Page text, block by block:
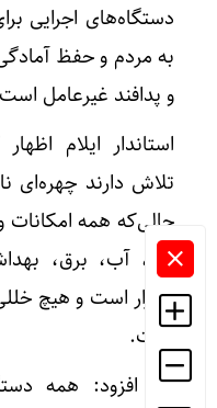
دستگاه‌های اجرایی
به مردم و حفظ
و پدافند غیرعامل
استاندار ایلام
تلاش دارند چهره‌ای
حالی‌که همه
نان، آب، برق،
برقرار است و هیچ
است.
وی افزود: همه